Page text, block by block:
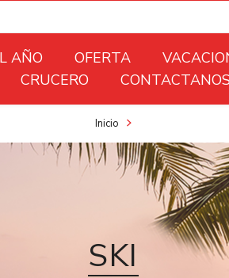
AÑO OFERTA
CRUCERO
CONTACTANOS
Inicio
SKI